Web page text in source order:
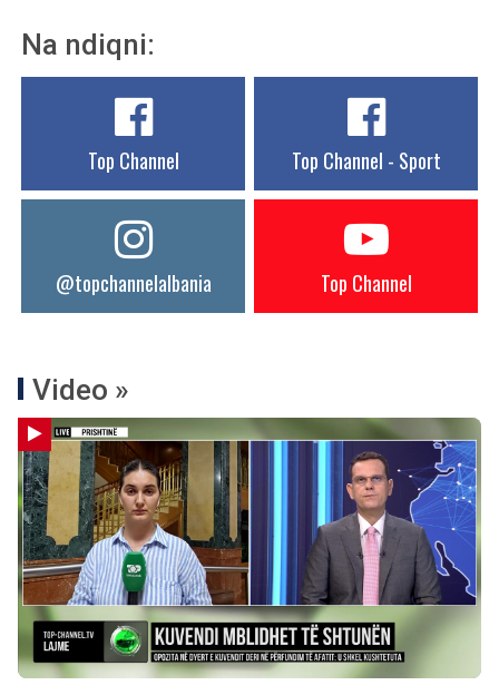
Na ndiqni:
Top Channel Top Channel - Sport
@topchannelalbania Top Channel
Video »